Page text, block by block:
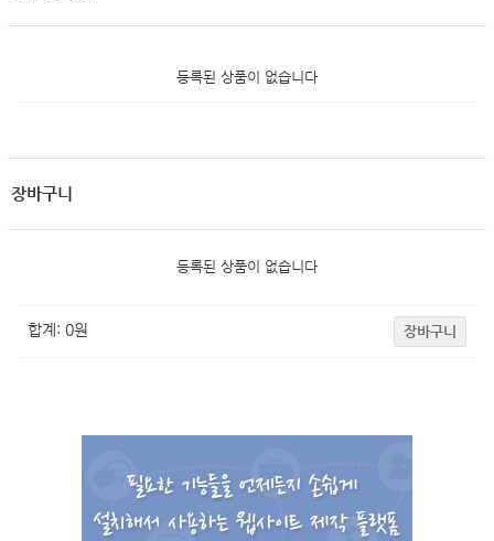
등록된 상품이 없습니다
장바구니
등록된 상품이 없습니다
합계: 0원 장바구니